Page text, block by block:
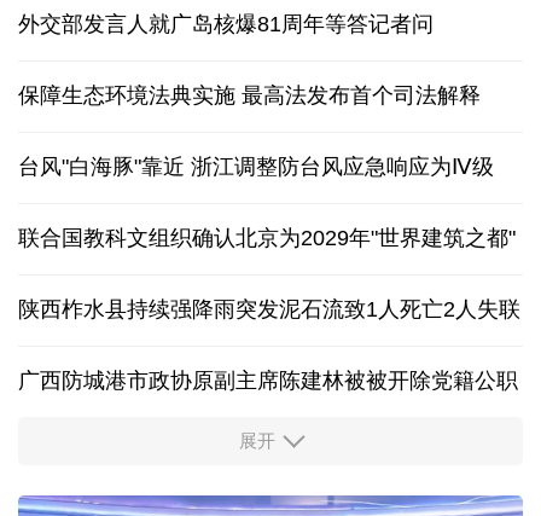
外交部发言人就广岛核爆81周年等答记者问
保障生态环境法典实施 最高法发布首个司法解释
台风"白海豚"靠近 浙江调整防台风应急响应为Ⅳ级
联合国教科文组织确认北京为2029年"世界建筑之都"
陕西柞水县持续强降雨突发泥石流致1人死亡2人失联
广西防城港市政协原副主席陈建林被被开除党籍公职
中国多地出台带薪休假新政 释放消费潜力
展开